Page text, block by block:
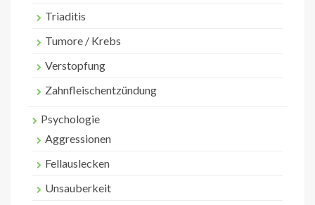
Triaditis
Tumore / Krebs
Verstopfung
Zahnfleischentzündung
Psychologie
Aggressionen
Fellauslecken
Unsauberkeit